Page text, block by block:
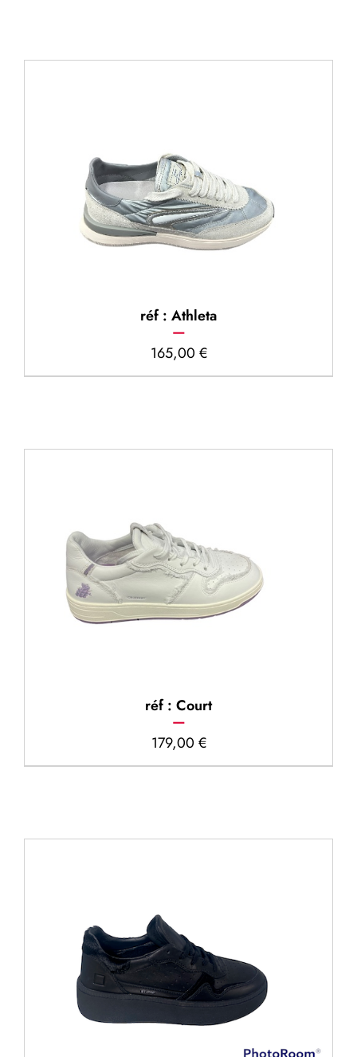
réf : Athleta
165,00 €
réf : Court
179,00 €